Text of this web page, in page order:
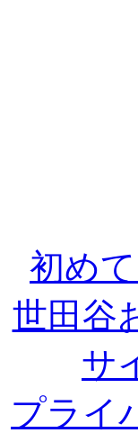
初め
世田谷
サ
プライ